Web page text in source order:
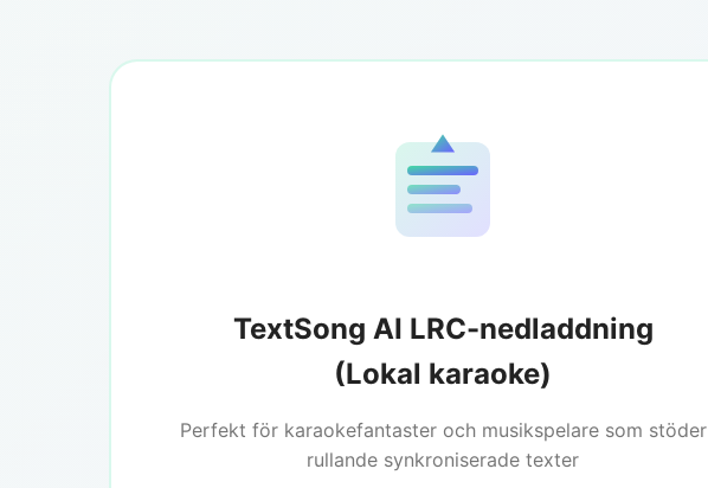
TextSong AI LRC-nedladdning
(Lokal karaoke)
Perfekt för karaokefantaster och musikspelare som stöder
rullande synkroniserade texter